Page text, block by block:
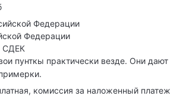
Федерации
СДЕК
пунткы практически везде. Они дают
комиссия за наложенный платеж